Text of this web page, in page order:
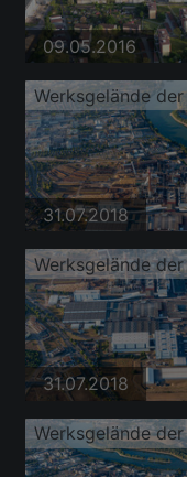
09.05.2016
31.07.2018
31.07.2018